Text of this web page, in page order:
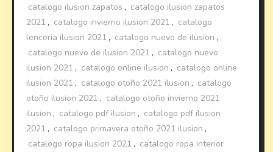
catalogo ilusion zapatos , catalogo ilusion zapatos
2021 , catalogo invierno ilusion 2021 , catalogo
lenceria ilusion 2021 , catalogo nuevo de ilusion ,
catalogo nuevo de ilusion 2021 , catalogo nuevo
ilusion 2021 , catalogo online ilusion , catalogo online
ilusion 2021 , catalogo otoño 2021 ilusion , catalogo
otoño ilusion 2021 , catalogo otoño invierno 2021
ilusion , catalogo pdf ilusion , catalogo pdf ilusion
2021 , catalogo primavera otoño 2021 ilusion ,
catalogo ropa ilusion 2021 , catalogo ropa interior